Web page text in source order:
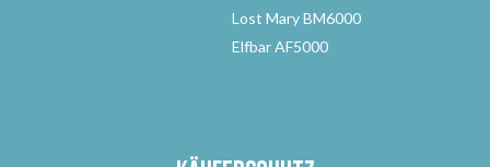
Lost Mary BM6000
Elfbar AF5000